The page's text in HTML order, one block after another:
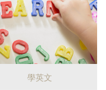
學英文